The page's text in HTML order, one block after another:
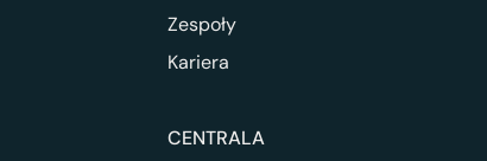
Zespoły
Kariera
CENTRALA